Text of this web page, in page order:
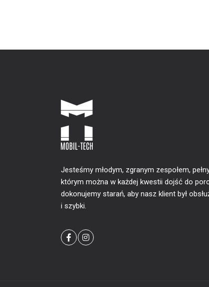
Jesteśmy młodym, zgranym zespołem,
którym można w każdej kwestii dojść do
dokonujemy starań, aby nasz klient był
i szybki.